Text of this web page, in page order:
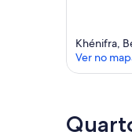
Khénifra,
Ver no